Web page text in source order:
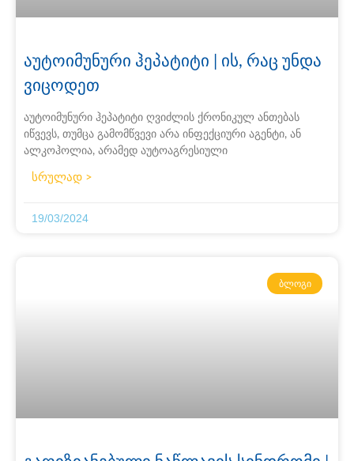
აუტოიმუნური ჰეპატიტი | ის, რაც უნდა
ვიცოდეთ
აუტოიმუნური ჰეპატიტი ღვიძლის ქრონიკულ ანთებას
იწვევს, თუმცა გამომწვევი არა ინფექციური აგენტი, ან
ალკოჰოლია, არამედ აუტოაგრესიული
სრულად >
19/03/2024
ᲑᲚᲝᲒᲘ